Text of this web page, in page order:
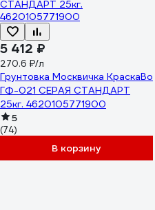
5 412 ₽
270.6 ₽/л
Грунтовка Москвичка КраскаВо
ГФ-021 СЕРАЯ СТАНДАРТ
25кг. 4620105771900
5
(74)
В корзину